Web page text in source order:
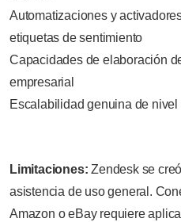
Automatizaciones y
etiquetas de sentimiento
Capacidades de elaboración
empresarial
Escalabilidad genuina de nivel
Limitaciones: Zendesk se
asistencia de uso general.
Amazon o eBay requiere